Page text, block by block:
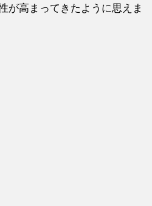
が高まってきたように思えま